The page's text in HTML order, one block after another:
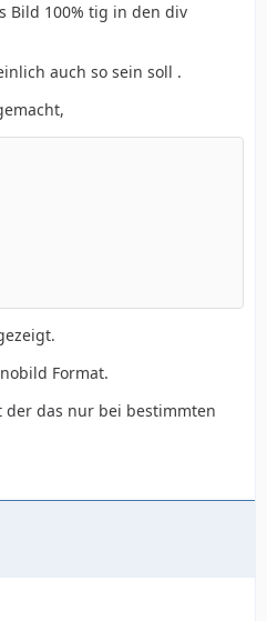
Bild 100% tig in den div
auch so sein soll .
Format.
der das nur bei bestimmten